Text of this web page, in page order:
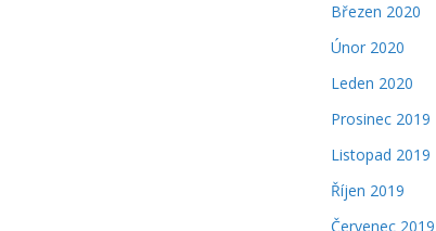
Březen 2020
Únor 2020
Leden 2020
Prosinec 2019
Listopad 2019
Říjen 2019
Červenec 2019